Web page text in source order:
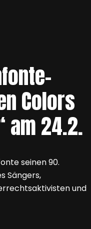
Colors
am 24.2.
seinen 90.
Sängers,
und